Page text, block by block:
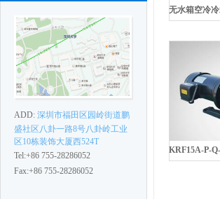
ADD: 深圳市福田区园岭街道鹏
盛社区八卦一路8号八卦岭工业
区10栋装饰大厦西524T
Tel:+86 755-28286052
Fax:+86 755-28286052